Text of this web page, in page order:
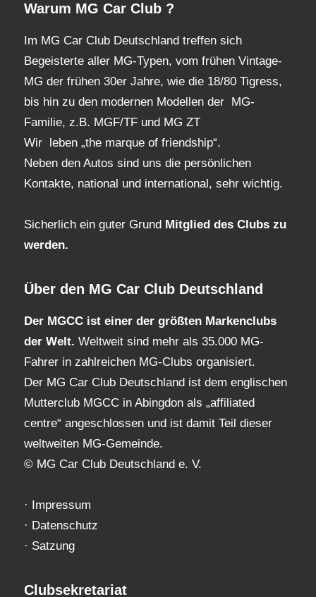
Warum MG Car Club ?
Im MG Car Club Deutschland treffen sich
Begeisterte aller MG-Typen, vom frühen Vintage-
MG der frühen 30er Jahre, wie die 18/80 Tigress,
bis hin zu den modernen Modellen der MG-
Familie, z.B. MGF/TF und MG ZT
Wir leben „the marque of friendship“.
Neben den Autos sind uns die persönlichen
Kontakte, national und international, sehr wichtig.
Sicherlich ein guter Grund Mitglied des Clubs zu
werden.
Über den MG Car Club Deutschland
Der MGCC ist einer der größten Markenclubs
der Welt. Weltweit sind mehr als 35.000 MG-
Fahrer in zahlreichen MG-Clubs organisiert.
Der MG Car Club Deutschland ist dem englischen
Mutterclub MGCC in Abingdon als „affiliated
centre“ angeschlossen und ist damit Teil dieser
weltweiten MG-Gemeinde.
© MG Car Club Deutschland e. V.
· Impressum
· Datenschutz
· Satzung
Clubsekretariat